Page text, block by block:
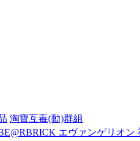
淘寶互毒(動)群組
エヴァンゲリオン